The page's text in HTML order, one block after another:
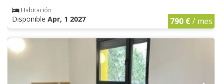
Habitación
Disponible Apr, 1 2027 790 €/ mes